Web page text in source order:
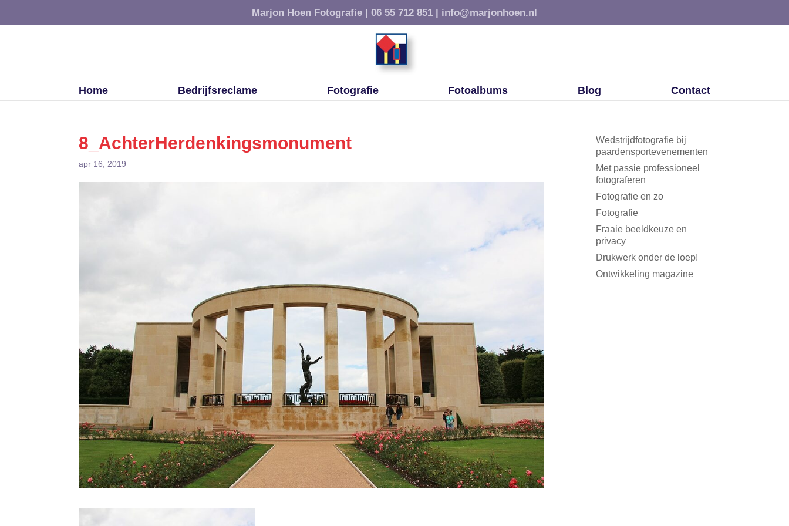
Marjon Hoen Fotografie | 06 55 712 851 | info@marjonhoen.nl
Home Bedrijfsreclame Fotografie Fotoalbums Blog Contact
8_AchterHerdenkingsmonument
apr 16, 2019
Wedstrijdfotografie bij
paardensportevenementen
Met passie professioneel
fotograferen
Fotografie en zo
Fotografie
Fraaie beeldkeuze en
privacy
Drukwerk onder de loep!
Ontwikkeling magazine